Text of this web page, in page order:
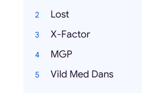
Lost
X-Factor
MGP
Vild Med Dans